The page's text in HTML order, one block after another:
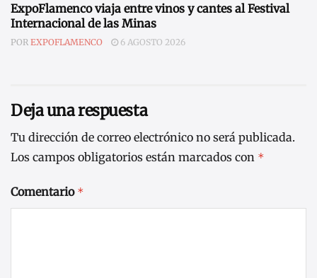
ExpoFlamenco viaja entre vinos y cantes al Festival
Internacional de las Minas
POR EXPOFLAMENCO 6 AGOSTO 2026
Deja una respuesta
Tu dirección de correo electrónico no será publicada.
Los campos obligatorios están marcados con *
Comentario *